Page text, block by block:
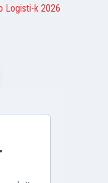
Logisti-k 2026